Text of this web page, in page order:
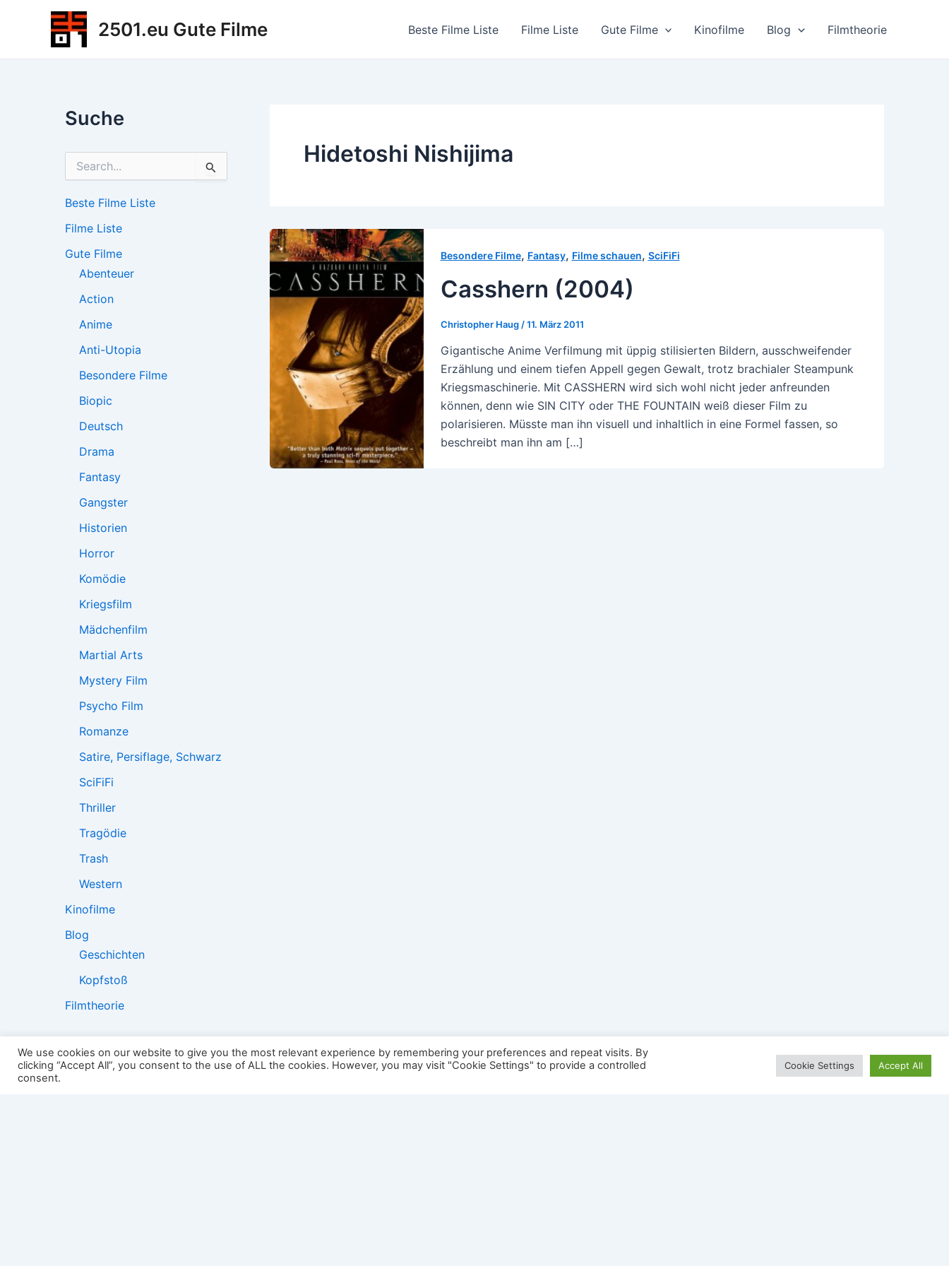
2501.eu Gute Filme Beste Filme Liste Filme Liste Gute Filme Kinofilme Blog Filmtheorie
Suche
h
n
a
Beste Filme Liste
Filme Liste
Gute Filme
Abenteuer
Action
Anime
Anti-Utopia
Besondere Filme
Biopic
Deutsch
Drama
Fantasy
Gangster
Historien
Horror
Komödie
Kriegsfilm
Mädchenfilm
Martial Arts
Mystery Film
Psycho Film
Romanze
Satire, Persiflage, Schwarz
SciFiFi
Thriller
Tragödie
Trash
Western
Kinofilme
Blog
Geschichten
Kopfstoß
Filmtheorie
Hidetoshi Nishijima
Besondere Filme, Fantasy, Filme schauen, SciFiFi
Casshern (2004)
Christopher Haug /11. März 2011
Gigantische Anime Verfilmung mit üppig stilisierten Bildern, ausschweifender
Erzählung und einem tiefen Appell gegen Gewalt, trotz brachialer Steampunk
Kriegsmaschinerie. Mit CASSHERN wird sich wohl nicht jeder anfreunden
können, denn wie SIN CITY oder THE FOUNTAIN weiß dieser Film zu
polarisieren. Müsste man ihn visuell und inhaltlich in eine Formel fassen, so
beschreibt man ihn am […]
2501:
We use cookies on our website to give you the most relevant experience by remembering your preferences and repeat visits. By
clicking “Accept All”, you consent to the use of ALL the cookies. However, you may visit "Cookie Settings" to provide a controlled
consent.
Cookie Settings Accept All